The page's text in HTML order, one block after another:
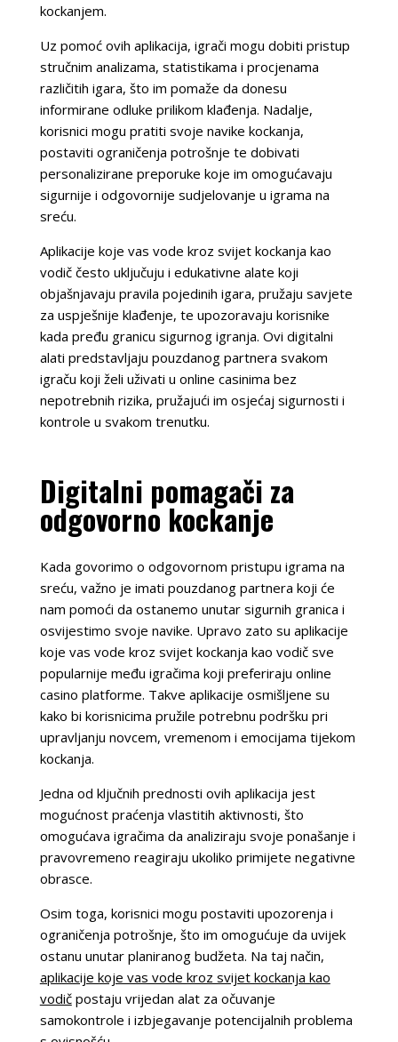
kockanjem.
Uz pomoć ovih aplikacija, igrači mogu dobiti pristup
stručnim analizama, statistikama i procjenama
različitih igara, što im pomaže da donesu
informirane odluke prilikom klađenja. Nadalje,
korisnici mogu pratiti svoje navike kockanja,
postaviti ograničenja potrošnje te dobivati
personalizirane preporuke koje im omogućavaju
sigurnije i odgovornije sudjelovanje u igrama na
sreću.
Aplikacije koje vas vode kroz svijet kockanja kao
vodič često uključuju i edukativne alate koji
objašnjavaju pravila pojedinih igara, pružaju savjete
za uspješnije klađenje, te upozoravaju korisnike
kada pređu granicu sigurnog igranja. Ovi digitalni
alati predstavljaju pouzdanog partnera svakom
igraču koji želi uživati u online casinima bez
nepotrebnih rizika, pružajući im osjećaj sigurnosti i
kontrole u svakom trenutku.
Digitalni pomagači za
odgovorno kockanje
Kada govorimo o odgovornom pristupu igrama na
sreću, važno je imati pouzdanog partnera koji će
nam pomoći da ostanemo unutar sigurnih granica i
osvijestimo svoje navike. Upravo zato su aplikacije
koje vas vode kroz svijet kockanja kao vodič sve
popularnije među igračima koji preferiraju online
casino platforme. Takve aplikacije osmišljene su
kako bi korisnicima pružile potrebnu podršku pri
upravljanju novcem, vremenom i emocijama tijekom
kockanja.
Jedna od ključnih prednosti ovih aplikacija jest
mogućnost praćenja vlastitih aktivnosti, što
omogućava igračima da analiziraju svoje ponašanje i
pravovremeno reagiraju ukoliko primijete negativne
obrasce.
Osim toga, korisnici mogu postaviti upozorenja i
ograničenja potrošnje, što im omogućuje da uvijek
ostanu unutar planiranog budžeta. Na taj način,
aplikacije koje vas vode kroz svijet kockanja kao
vodičpostaju vrijedan alat za očuvanje
samokontrole i izbjegavanje potencijalnih problema